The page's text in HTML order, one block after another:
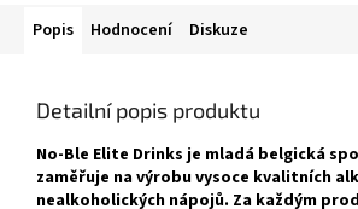
Popis Hodnocení Diskuze
Detailní popis produktu
No-Ble Elite Drinks je mladá belgická
zaměřuje na výrobu vysoce kvalitních
nealkoholických nápojů. Za každým